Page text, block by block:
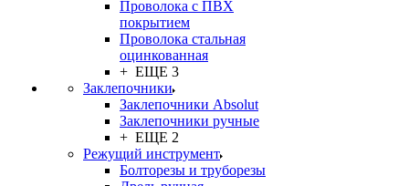
Проволока с ПВХ
покрытием
Проволока стальная
оцинкованная
+ ЕЩЕ 3
Заклепочники
Заклепочники Absolut
Заклепочники ручные
+ ЕЩЕ 2
Режущий инструмент
Болторезы и труборезы